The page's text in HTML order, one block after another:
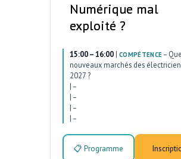
Numérique mal
exploité ?
15:00 – 16:00 | COMPÉTENCE –
nouveaux marchés des
2027 ?
| –
| –
| –
| –
📋 Programme